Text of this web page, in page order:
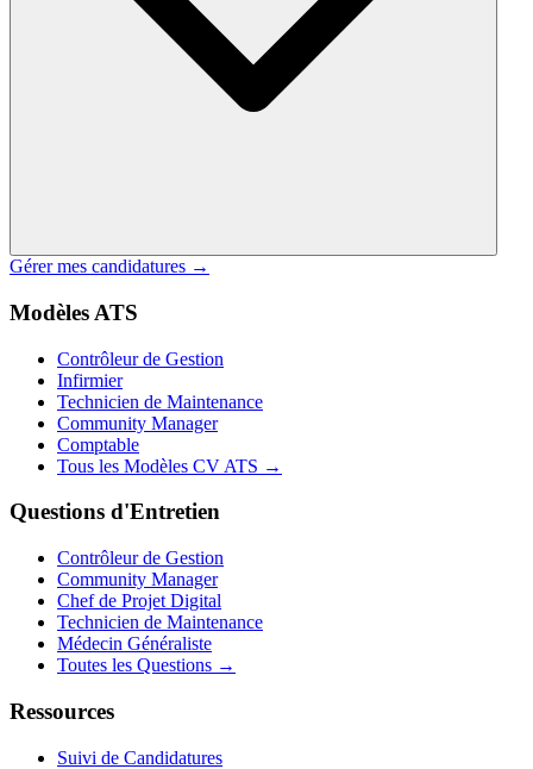
Gérer mes candidatures →
Modèles ATS
Contrôleur de Gestion
Infirmier
Technicien de Maintenance
Community Manager
Comptable
Tous les Modèles CV ATS →
Questions d'Entretien
Contrôleur de Gestion
Community Manager
Chef de Projet Digital
Technicien de Maintenance
Médecin Généraliste
Toutes les Questions →
Ressources
Suivi de Candidatures